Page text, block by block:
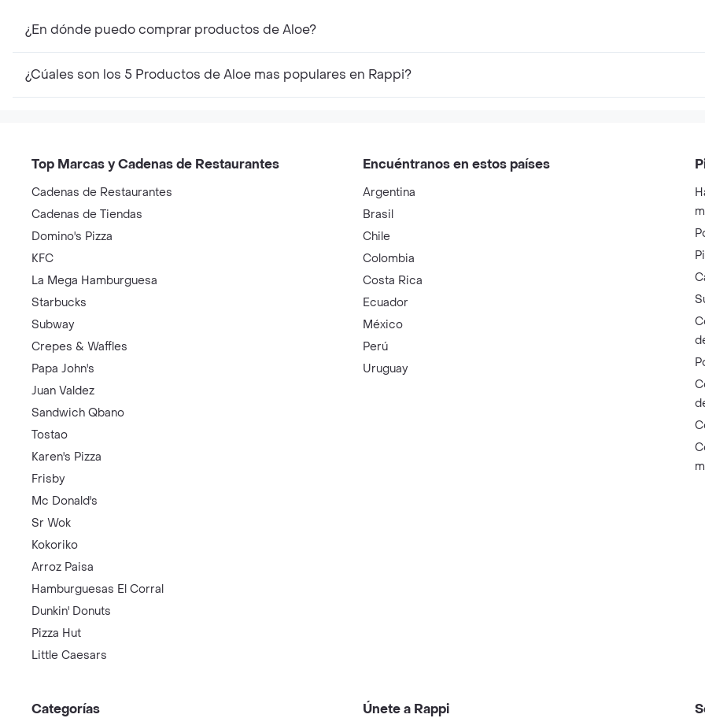
¿En dónde puedo comprar productos de Aloe?
¿Cúales son los 5 Productos de Aloe mas populares en Rappi?
Top Marcas y Cadenas de Restaurantes
Cadenas de Restaurantes
Cadenas de Tiendas
Domino's Pizza
KFC
La Mega Hamburguesa
Starbucks
Subway
Crepes & Waffles
Papa John's
Juan Valdez
Sandwich Qbano
Tostao
Karen's Pizza
Frisby
Mc Donald's
Sr Wok
Kokoriko
Arroz Paisa
Hamburguesas El Corral
Dunkin' Donuts
Pizza Hut
Little Caesars
Encuéntranos en estos países
Argentina
Brasil
Chile
Colombia
Costa Rica
Ecuador
México
Perú
Uruguay
Categorías Únete a Rappi